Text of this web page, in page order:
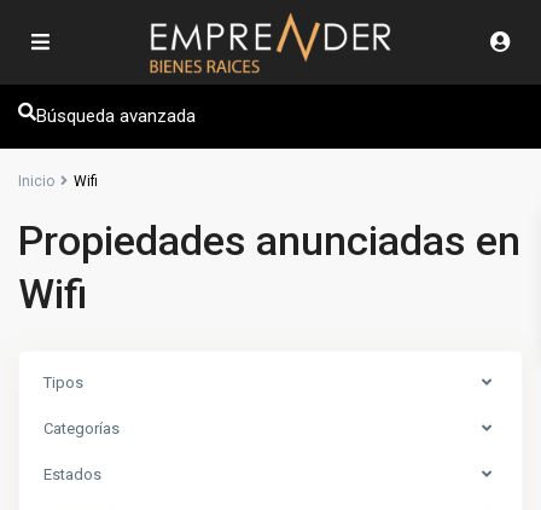
Búsqueda avanzada
Inicio Wifi
Propiedades anunciadas en
Wifi
Tipos
Categorías
Estados